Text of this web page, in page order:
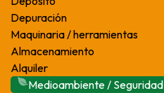
Depuración
Maquinaria / herramientas
Almacenamiento
Alquiler
Medioambiente / Seguridad